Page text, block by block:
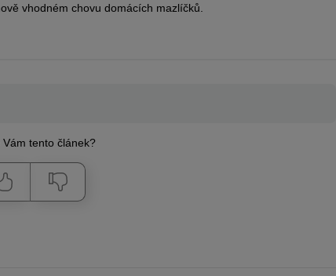
vhodném chovu domácích mazlíčků.
Vám tento článek?